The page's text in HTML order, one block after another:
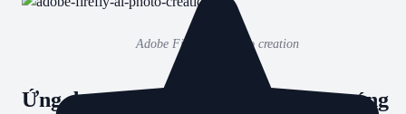
Adobe Firefly AI photo creation
Ứng dụng của Adobe Firefly trong sáng